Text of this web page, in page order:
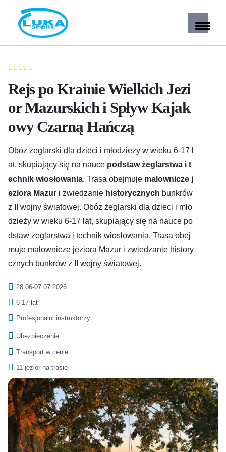
Rejs po Krainie Wielkich Jezi
or Mazurskich i Spływ Kajak
owy Czarną Hańczą
Obóz żeglarski dla dzieci i młodzieży w wieku 6-17 l
at, skupiający się na nauce podstaw żeglarstwa i t
echnik wiosłowania. Trasa obejmuje malownicze j
eziora Mazur i zwiedzanie historycznych bunkrów
z II wojny światowej. Obóz żeglarski dla dzieci i mło
dzieży w wieku 6-17 lat, skupiający się na nauce po
dstaw żeglarstwa i technik wiosłowania. Trasa obej
muje malownicze jeziora Mazur i zwiedzanie history
cznych bunkrów z II wojny światowej.
28.06-07.07.2026
6-17 lat
Profesjonalni instruktorzy
Ubezpieczenie
Transport w cenie
11 jezior na trasie